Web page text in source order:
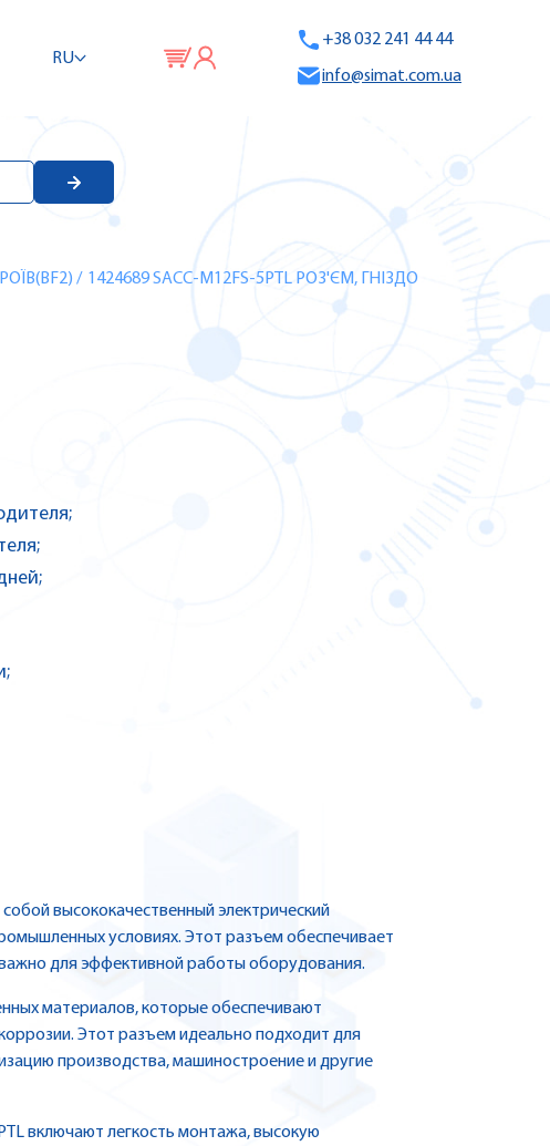
RU
+38 032 241 44 44
info@simat.com.ua
/ 1424689 SACC-M12FS-5PTL РОЗ'ЄМ, ГНІЗДО
высококачественный электрический
условиях. Этот разъем обеспечивает
для эффективной работы оборудования.
материалов, которые обеспечивают
Этот разъем идеально подходит для
производства, машиностроение и другие
включают легкость монтажа, высокую